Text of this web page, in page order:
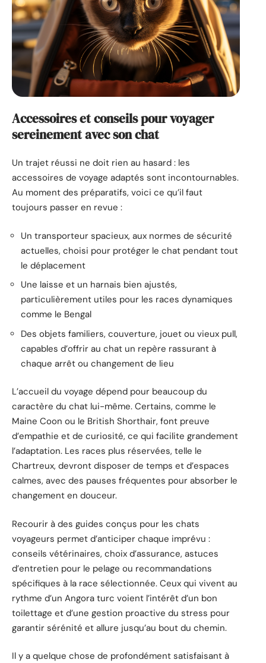
Accessoires et conseils pour voyager
sereinement avec son chat
Un trajet réussi ne doit rien au hasard : les
accessoires de voyage adaptés sont incontournables.
Au moment des préparatifs, voici ce qu’il faut
toujours passer en revue :
Un transporteur spacieux, aux normes de sécurité
actuelles, choisi pour protéger le chat pendant tout
le déplacement
Une laisse et un harnais bien ajustés,
particulièrement utiles pour les races dynamiques
comme le Bengal
Des objets familiers, couverture, jouet ou vieux pull,
capables d’offrir au chat un repère rassurant à
chaque arrêt ou changement de lieu
L’accueil du voyage dépend pour beaucoup du
caractère du chat lui-même. Certains, comme le
Maine Coon ou le British Shorthair, font preuve
d’empathie et de curiosité, ce qui facilite grandement
l’adaptation. Les races plus réservées, telle le
Chartreux, devront disposer de temps et d’espaces
calmes, avec des pauses fréquentes pour absorber le
changement en douceur.
Recourir à des guides conçus pour les chats
voyageurs permet d’anticiper chaque imprévu :
conseils vétérinaires, choix d’assurance, astuces
d’entretien pour le pelage ou recommandations
spécifiques à la race sélectionnée. Ceux qui vivent au
rythme d’un Angora turc voient l’intérêt d’un bon
toilettage et d’une gestion proactive du stress pour
garantir sérénité et allure jusqu’au bout du chemin.
Il y a quelque chose de profondément satisfaisant à